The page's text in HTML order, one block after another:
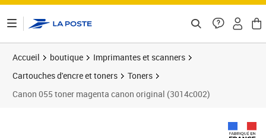
Accueil boutique
Imprimantes et scanners
Cartouches d'encre et toners
Toners
Canon 055 toner magenta canon original (3014c002)